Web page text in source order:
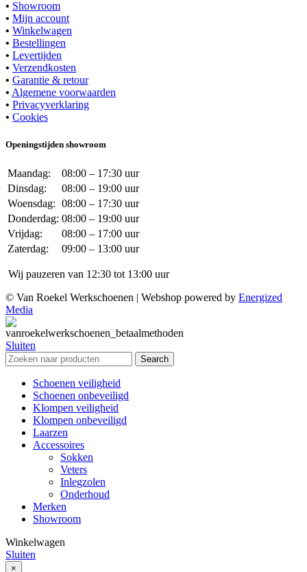
• Showroom
• Mijn account
• Winkelwagen
• Bestellingen
• Levertijden
• Verzendkosten
• Garantie & retour
• Algemene voorwaarden
• Privacyverklaring
• Cookies
Openingstijden showroom
Maandag:
08:00 – 17:30 uur
Dinsdag:
08:00 – 19:00 uur
Woensdag: 08:00 – 17:30 uur
Donderdag: 08:00 – 19:00 uur
Vrijdag:
08:00 – 17:00 uur
Zaterdag:
09:00 – 13:00 uur
Wij pauzeren van 12:30 tot 13:00 uur
© Van Roekel Werkschoenen | Webshop powered by Energized
Media
Sluiten
Search
Schoenen veiligheid
Schoenen onbeveiligd
Klompen veiligheid
Klompen onbeveiligd
Laarzen
Accessoires
Sokken
Veters
Inlegzolen
Onderhoud
Merken
Showroom
Winkelwagen
Sluiten
×